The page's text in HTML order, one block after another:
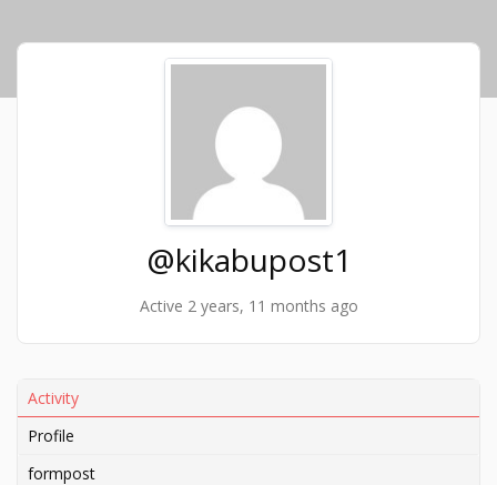
@kikabupost1
Active 2 years, 11 months ago
Activity
Profile
formpost